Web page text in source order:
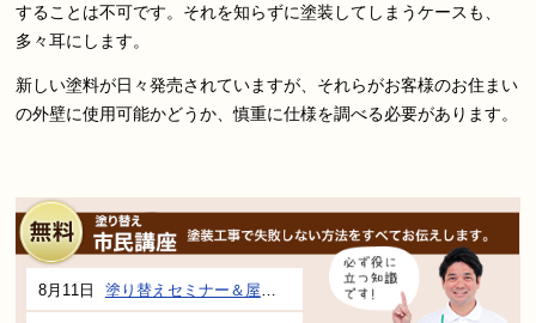
することは不可です。それを知らずに塗装してしまうケースも、
多々耳にします。
新しい塗料が日々発売されていますが、それらがお客様のお住まい
の外壁に使用可能かどうか、慎重に仕様を調べる必要があります。
8月11日 塗り替えセミナー＆屋根、外壁の塗り替え市民講座 inぎふメディアコスモス